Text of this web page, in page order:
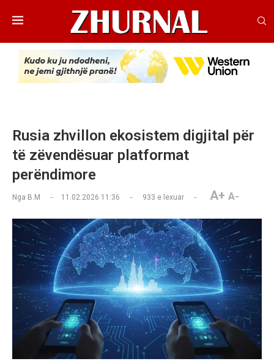
Rusia zhvillon ekosistem digjital për
të zëvendësuar platformat
perëndimore
Nga B.M 11.02.2026 11:36 933 e lexuar A+ A-